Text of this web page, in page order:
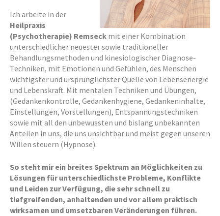
Ich arbeite in der
Heilpraxis
(Psychotherapie) Remseck mit einer Kombination
unterschiedlicher neuester sowie traditioneller
Behandlungsmethoden und kinesiologischer Diagnose-
Techniken, mit Emotionen und Gefühlen, des Menschen
wichtigster und ursprünglichster Quelle von Lebensenergie
und Lebenskraft. Mit mentalen Techniken und Übungen,
(Gedankenkontrolle, Gedankenhygiene, Gedankeninhalte,
Einstellungen, Vorstellungen), Entspannungstechniken
sowie mit all den unbewussten und bislang unbekannten
Anteilen in uns, die uns unsichtbar und meist gegen unseren
Willen steuern (Hypnose).
So steht mir ein breites Spektrum an Möglichkeiten zu
Lösungen für unterschiedlichste Probleme, Konflikte
und Leiden zur Verfügung, die sehr schnell zu
tiefgreifenden, anhaltenden und vor allem praktisch
wirksamen und umsetzbaren Veränderungen führen.